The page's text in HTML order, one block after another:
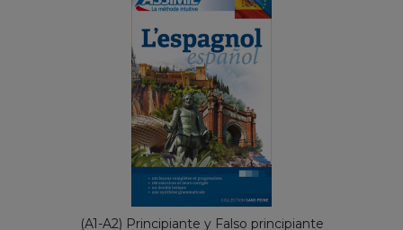
(A1-A2) Principiante y Falso principiante